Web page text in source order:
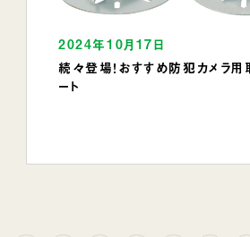
2024年10月17日
続々登場！おすすめ防犯カメラ用
ート